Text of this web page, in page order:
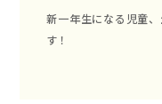
新一年生になる児童
す！